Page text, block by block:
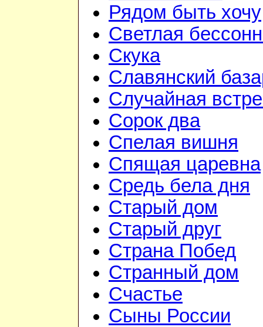
Рядом быть хочу
Светлая
Скука
Славянский
Случайная
Сорок два
Спелая вишня
Спящая царевна
Средь бела дня
Старый дом
Старый друг
Страна Побед
Странный дом
Счастье
Сыны России